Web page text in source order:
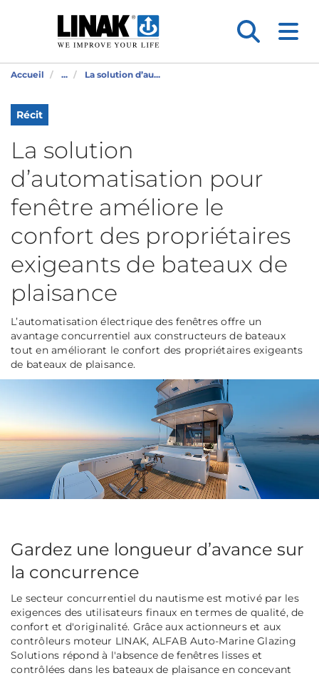
Accueil ... La solution d’au...
Récit
La solution
d’automatisation pour
fenêtre améliore le
confort des propriétaires
exigeants de bateaux de
plaisance
L’automatisation électrique des fenêtres offre un
avantage concurrentiel aux constructeurs de bateaux
tout en améliorant le confort des propriétaires exigeants
de bateaux de plaisance.
Gardez une longueur d’avance sur
la concurrence
Le secteur concurrentiel du nautisme est motivé par les
exigences des utilisateurs finaux en termes de qualité, de
confort et d'originalité. Grâce aux actionneurs et aux
contrôleurs moteur LINAK, ALFAB Auto-Marine Glazing
Solutions répond à l'absence de fenêtres lisses et
contrôlées dans les bateaux de plaisance en concevant